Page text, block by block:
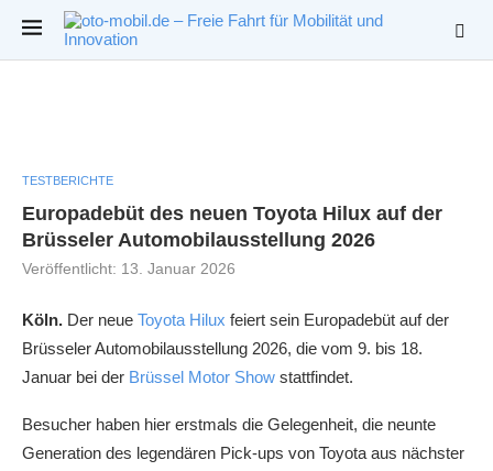
TESTBERICHTE
Europadebüt des neuen Toyota Hilux auf der
Brüsseler Automobilausstellung 2026
Veröffentlicht: 13. Januar 2026
Köln. Der neue Toyota Hilux feiert sein Europadebüt auf der
Brüsseler Automobilausstellung 2026, die vom 9. bis 18.
Januar bei der Brüssel Motor Show stattfindet.
Besucher haben hier erstmals die Gelegenheit, die neunte
Generation des legendären Pick-ups von Toyota aus nächster